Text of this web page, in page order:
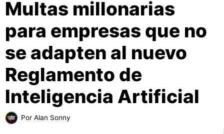
Multas millonarias
para empresas que no
se adapten al nuevo
Reglamento de
Inteligencia Artificial
Por Alan Sonny